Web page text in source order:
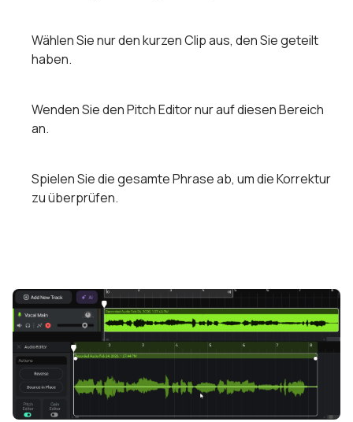
Wählen Sie nur den kurzen Clip aus, den Sie geteilt
haben.
Wenden Sie den Pitch Editor nur auf diesen Bereich
an.
Spielen Sie die gesamte Phrase ab, um die Korrektur
zu überprüfen.